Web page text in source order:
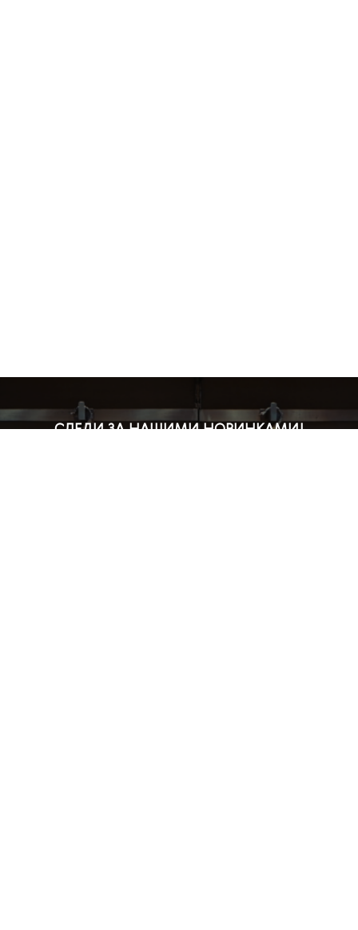
СЛЕДИ ЗА НАШИМИ НОВИНКАМИ!